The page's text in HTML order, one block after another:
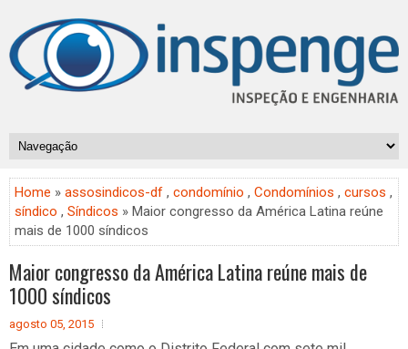
Home » assosindicos-df , condomínio , Condomínios , cursos ,
síndico , Síndicos » Maior congresso da América Latina reúne
mais de 1000 síndicos
Maior congresso da América Latina reúne mais de
1000 síndicos
agosto 05, 2015